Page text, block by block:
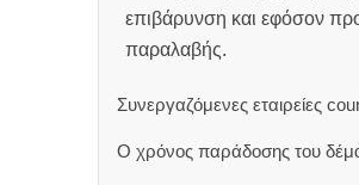
επιβάρυνση και εφόσον
παραλαβής.
Συνεργαζόμενες εταιρείες
Ο χρόνος παράδοσης του